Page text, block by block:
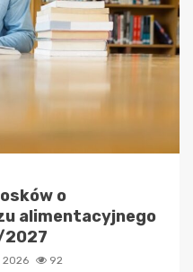
o
alimentacyjnego
2027
2026 92